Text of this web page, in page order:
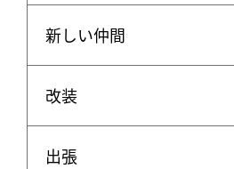
新しい仲間
改装
出張